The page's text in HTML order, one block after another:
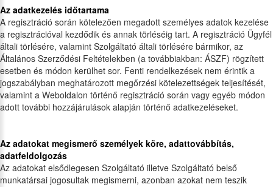
Az adatkezelés időtartama
A regisztráció során kötelezően megadott személyes adatok kezelése
a regisztrációval kezdődik és annak törléséig tart. A regisztráció Ügyfél
általi törlésére, valamint Szolgáltató általi törlésére bármikor, az
Általános Szerződési Feltételekben (a továbbiakban: ÁSZF) rögzített
esetben és módon kerülhet sor. Fenti rendelkezések nem érintik a
jogszabályban meghatározott megőrzési kötelezettségek teljesítését,
valamint a Weboldalon történő regisztráció során vagy egyéb módon
adott további hozzájárulások alapján történő adatkezeléseket.
Az adatokat megismerő személyek köre, adattovábbítás,
adatfeldolgozás
Az adatokat elsődlegesen Szolgáltató illetve Szolgáltató belső
munkatársai jogosultak megismerni, azonban azokat nem teszik